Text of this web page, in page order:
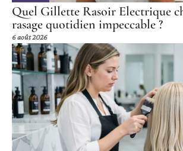
Quel Gillette Rasoir Electrique
rasage quotidien impeccable ?
6 août 2026